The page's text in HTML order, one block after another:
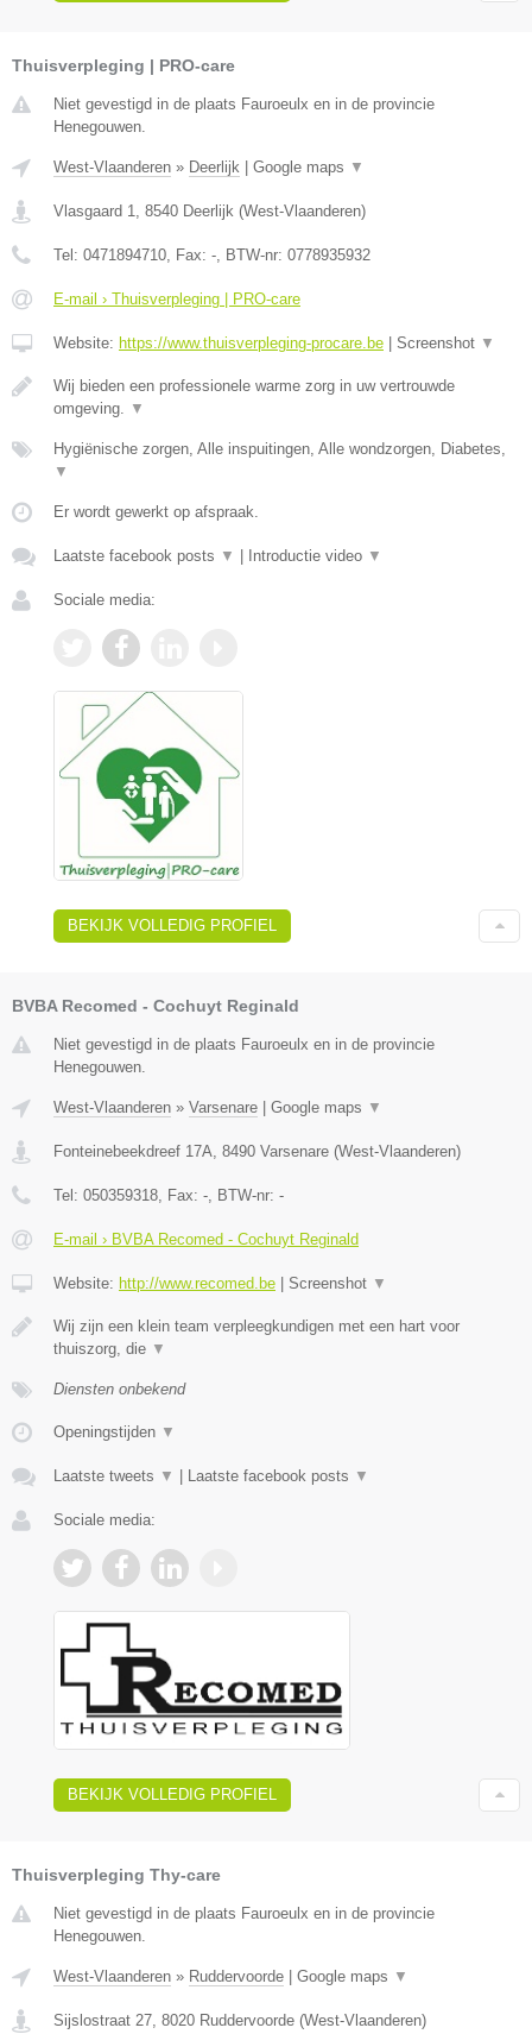
Thuisverpleging | PRO-care
Niet gevestigd in de plaats Fauroeulx en in de provincie
Henegouwen.
West-Vlaanderen » Deerlijk | Google maps ▼
Vlasgaard 1 8540 Deerlijk (West-Vlaanderen)
Tel: 0471894710 , Fax: - , BTW-nr: 0778935932
E-mail › Thuisverpleging | PRO-care
Website: https://www.thuisverpleging-procare.be | Screenshot ▼
Wij bieden een professionele warme zorg in uw vertrouwde
omgeving.
▼
Hygiënische zorgen, Alle inspuitingen, Alle wondzorgen, Diabetes,
▼
Er wordt gewerkt op afspraak.
Laatste facebook posts ▼ | Introductie video ▼
Sociale media:
BEKIJK VOLLEDIG PROFIEL
BVBA Recomed - Cochuyt Reginald
Niet gevestigd in de plaats Fauroeulx en in de provincie
Henegouwen.
West-Vlaanderen » Varsenare | Google maps ▼
Fonteinebeekdreef 17A 8490 Varsenare (West-Vlaanderen)
Tel: 050359318 , Fax: - , BTW-nr: -
E-mail › BVBA Recomed - Cochuyt Reginald
Website: http://www.recomed.be | Screenshot ▼
Wij zijn een klein team verpleegkundigen met een hart voor
thuiszorg, die ▼
Diensten onbekend
Openingstijden ▼
Laatste tweets ▼ | Laatste facebook posts ▼
Sociale media:
BEKIJK VOLLEDIG PROFIEL
Thuisverpleging Thy-care
Niet gevestigd in de plaats Fauroeulx en in de provincie
Henegouwen.
West-Vlaanderen » Ruddervoorde | Google maps ▼
Sijslostraat 27 8020 Ruddervoorde (West-Vlaanderen)